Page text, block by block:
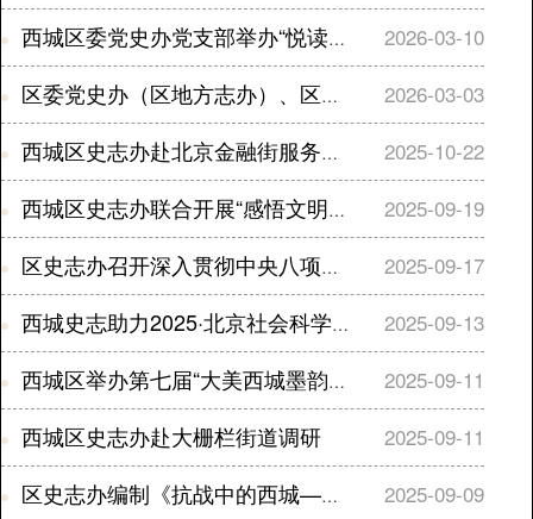
西城区委党史办党支部举办“悦读蕴匠心 奋楫勇向前” 读书分享会 2026-03-10
区委党史办（区地方志办）、区科协联合开展主题党日活动 2026-03-03
西城区史志办赴北京金融街服务局调研座谈 2025-10-22
西城区史志办联合开展“感悟文明起源 凝聚复兴力量”主题党日活动 2025-09-19
区史志办召开深入贯彻中央八项规定精神学习教育总结会议 2025-09-17
西城史志助力2025·北京社会科学普及周暨西城区第十四届社科普及周 2025-09-13
西城区举办第七届“大美西城墨韵书情”暨 “翰墨书党史 烽火铸丹心”书法作品展 2025-09-11
西城区史志办赴大栅栏街道调研 2025-09-11
区史志办编制《抗战中的西城——史料图册》 2025-09-09